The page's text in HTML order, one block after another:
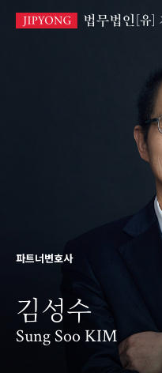
파트너변호사
김성수
Sung Soo KIM